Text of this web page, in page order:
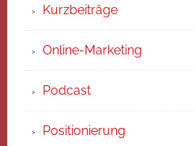
Kurzbeiträge
Online-Marketing
Podcast
Positionierung